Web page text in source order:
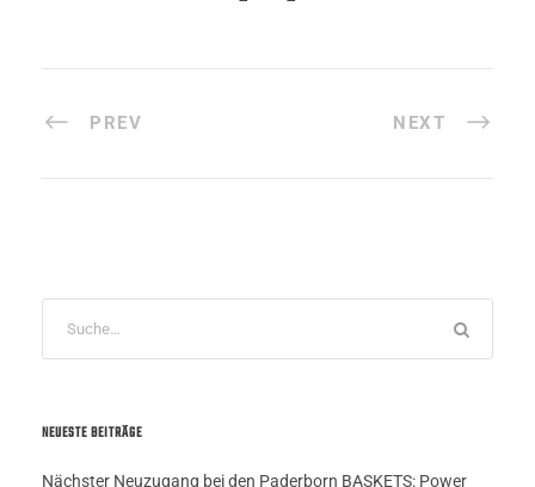
PREV NEXT
NEUESTE BEITRÄGE
Nächster Neuzugang bei den Paderborn BASKETS: Power